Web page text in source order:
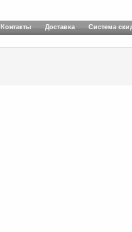
Контакты Доставка Система